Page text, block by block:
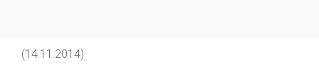
(14.11.2014)